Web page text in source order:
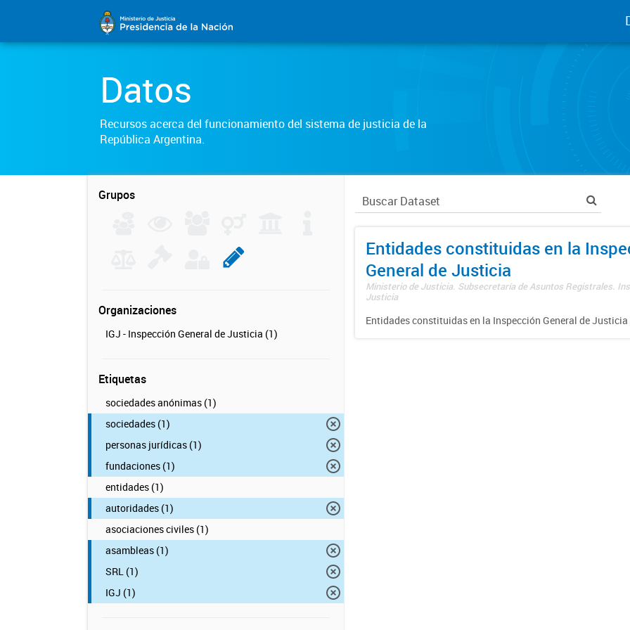
Datos
Recursos acerca del funcionamiento del sistema de justicia de la
República Argentina.
Grupos
Organizaciones
IGJ - Inspección General de Justicia (1)
Etiquetas
sociedades anónimas (1)
sociedades (1)
personas jurídicas (1)
fundaciones (1)
entidades (1)
autoridades (1)
asociaciones civiles (1)
asambleas (1)
SRL (1)
IGJ (1)
Entidades constituidas en la
General de Justicia
Ministerio de Justicia. Subsecretaría de Asuntos Registrales.
Justicia
Entidades constituidas en la Inspección General de Justicia